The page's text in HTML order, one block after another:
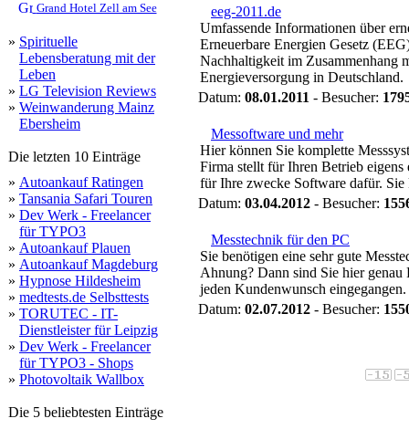
Grand Hotel Zell am See
» Spirituelle
Lebensberatung mit der
Leben
» LG Television Reviews
» Weinwanderung Mainz
Ebersheim
Die letzten 10 Einträge
» Autoankauf Ratingen
» Tansania Safari Touren
» Dev Werk - Freelancer
für TYPO3
» Autoankauf Plauen
» Autoankauf Magdeburg
» Hypnose Hildesheim
» medtests.de Selbsttests
» TORUTEC - IT-
Dienstleister für Leipzig
» Dev Werk - Freelancer
für TYPO3 - Shops
» Photovoltaik Wallbox
Die 5 beliebtesten Einträge
eeg-2011.de
Umfassende Informationen über
Erneuerbare Energien Gesetz
Nachhaltigkeit im Zusammenhang
Energieversorgung in Deutschland.
Datum: 08.01.2011 - Besucher:
Messoftware und mehr
Hier können Sie komplette
Firma stellt für Ihren Betrieb eigens
für Ihre zwecke Software dafür.
Datum: 03.04.2012 - Besucher:
Messtechnik für den PC
Sie benötigen eine sehr gute
Ahnung? Dann sind Sie hier
jeden Kundenwunsch
Datum: 02.07.2012 - Besucher: